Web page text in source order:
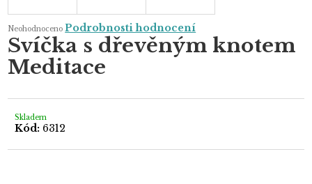
Průměrné
hodnocení
produktu
je
0,0
z
Neohodnoceno Podrobnosti hodnocení
Svíčka s dřevěným knotem
Meditace
Skladem
Kód: 6312